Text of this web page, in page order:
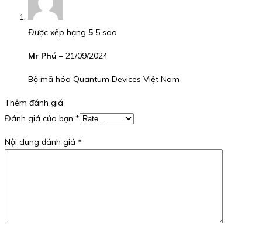
Được xếp hạng 5 5 sao
Mr Phú – 21/09/2024
Bộ mã hóa Quantum Devices Việt Nam
Thêm đánh giá
Đánh giá của bạn *
Nội dung đánh giá *